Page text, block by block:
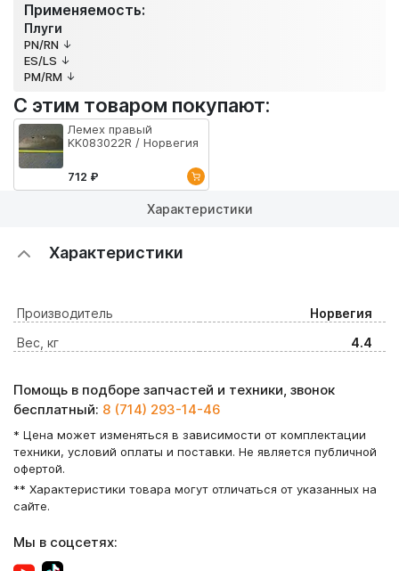
Применяемость:
Плуги
PN/RN
ES/LS
PM/RM
С этим товаром покупают:
Лемех правый
KK083022R / Норвегия
712 ₽
Характеристики
Характеристики
Производитель
Норвегия
Вес, кг
4.4
Помощь в подборе запчастей и техники, звонок
бесплатный: 8 (714) 293-14-46
* Цена может изменяться в зависимости от комплектации
техники, условий оплаты и поставки. Не является публичной
офертой.
** Характеристики товара могут отличаться от указанных на
сайте.
Мы в соцсетях: